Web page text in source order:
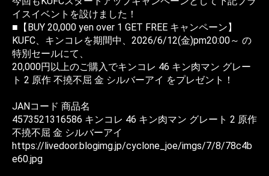
イスイベントを設けました！
■【BUY 20,000 yen over 1 GET FREE キャンペーン】
KUFC、キンコレを期間中、2026/6/12(金)pm20:00～ の
特別セールにて、
20,000円以上のご購入でキンコレ 46 キン肉マン グレー
ト 2 原作 不撓不屈 金 シルバーアイ をプレゼント！
JANコード 商品名
4573521316586 キンコレ 46 キン肉マン グレート 2 原作
不撓不屈 金 シルバーアイ
https://livedoor.blogimg.jp/cyclone_joe/imgs/7/8/78c4b
e60.jpg